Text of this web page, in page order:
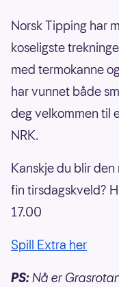
Norsk Tipping har
koseligste
med termokanne
har vunnet både
deg velkommen til
NRK.
Kanskje du blir
fin tirsdagskveld?
17.00
Spill Extra her
PS:Nå er